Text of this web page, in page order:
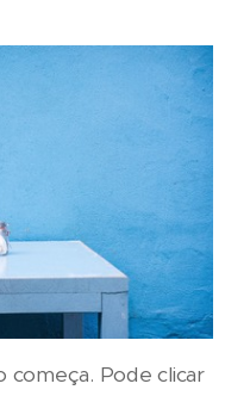
começa. Pode clicar